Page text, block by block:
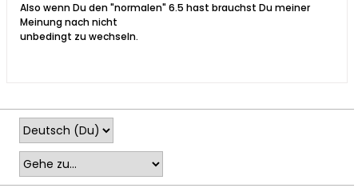
Also wenn Du den "normalen" 6.5 hast brauchst Du meiner
Meinung nach nicht
unbedingt zu wechseln.